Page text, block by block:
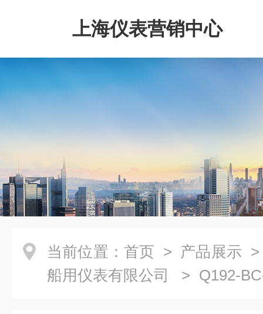
上海仪表营销中心
当前位置： 首页 > 产品展示
船用仪表有限公司
> Q192-